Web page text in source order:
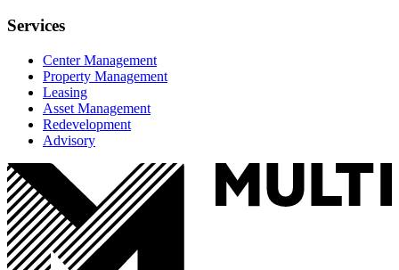
Services
Center Management
Property Management
Leasing
Asset Management
Redevelopment
Advisory